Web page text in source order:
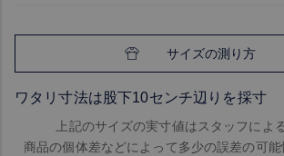
サイズの測り方
ワタリ寸法は股下10センチ辺りを採寸
上記のサイズの実寸値はスタッフによ
商品の個体差などによって多少の誤差の可能